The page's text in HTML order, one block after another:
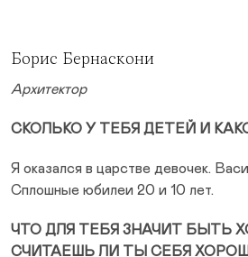
Борис Бернаскони
Архитектор
СКОЛЬКО У ТЕБЯ ДЕТЕЙ И
Я оказался в царстве девочек.
Сплошные юбилеи 20 и 10 лет.
ЧТО ДЛЯ ТЕБЯ ЗНАЧИТ БЫТЬ
СЧИТАЕШЬ ЛИ ТЫ СЕБЯ